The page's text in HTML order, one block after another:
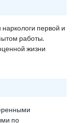
первой и
работы.
жизни
по